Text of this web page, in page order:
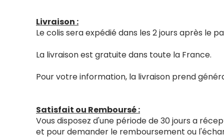
Livraison :
Le colis sera expédié dans les 2 jours après le
La livraison est gratuite dans toute la France.
Pour votre information, la livraison prend
Satisfait ou Remboursé :
Vous disposez d'une période de 30 jours a
et pour demander le remboursement ou